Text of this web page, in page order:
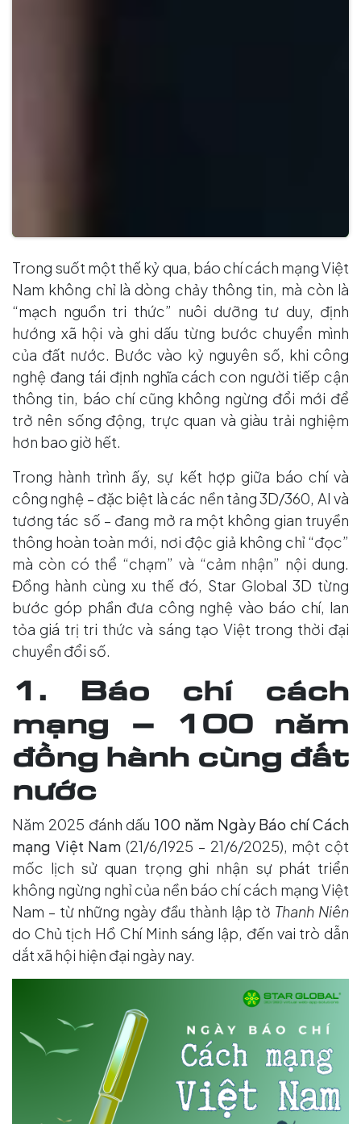
Trong suốt một thế kỷ qua, báo chí cách mạng Việt
Nam không chỉ là dòng chảy thông tin, mà còn là
“mạch nguồn tri thức” nuôi dưỡng tư duy, định
hướng xã hội và ghi dấu từng bước chuyển mình
của đất nước. Bước vào kỷ nguyên số, khi công
nghệ đang tái định nghĩa cách con người tiếp cận
thông tin, báo chí cũng không ngừng đổi mới để
trở nên sống động, trực quan và giàu trải nghiệm
hơn bao giờ hết.
Trong hành trình ấy, sự kết hợp giữa báo chí và
công nghệ – đặc biệt là các nền tảng 3D/360, AI và
tương tác số – đang mở ra một không gian truyền
thông hoàn toàn mới, nơi độc giả không chỉ “đọc”
mà còn có thể “chạm” và “cảm nhận” nội dung.
Đồng hành cùng xu thế đó, Star Global 3D từng
bước góp phần đưa công nghệ vào báo chí, lan
tỏa giá trị tri thức và sáng tạo Việt trong thời đại
chuyển đổi số.
1. Báo chí cách
mạng – 100 năm
đồng hành cùng đất
nước
Năm 2025 đánh dấu 100 năm Ngày Báo chí Cách
mạng Việt Nam (21/6/1925 – 21/6/2025), một cột
mốc lịch sử quan trọng ghi nhận sự phát triển
không ngừng nghỉ của nền báo chí cách mạng Việt
Nam – từ những ngày đầu thành lập tờ Thanh Niên
do Chủ tịch Hồ Chí Minh sáng lập, đến vai trò dẫn
dắt xã hội hiện đại ngày nay.